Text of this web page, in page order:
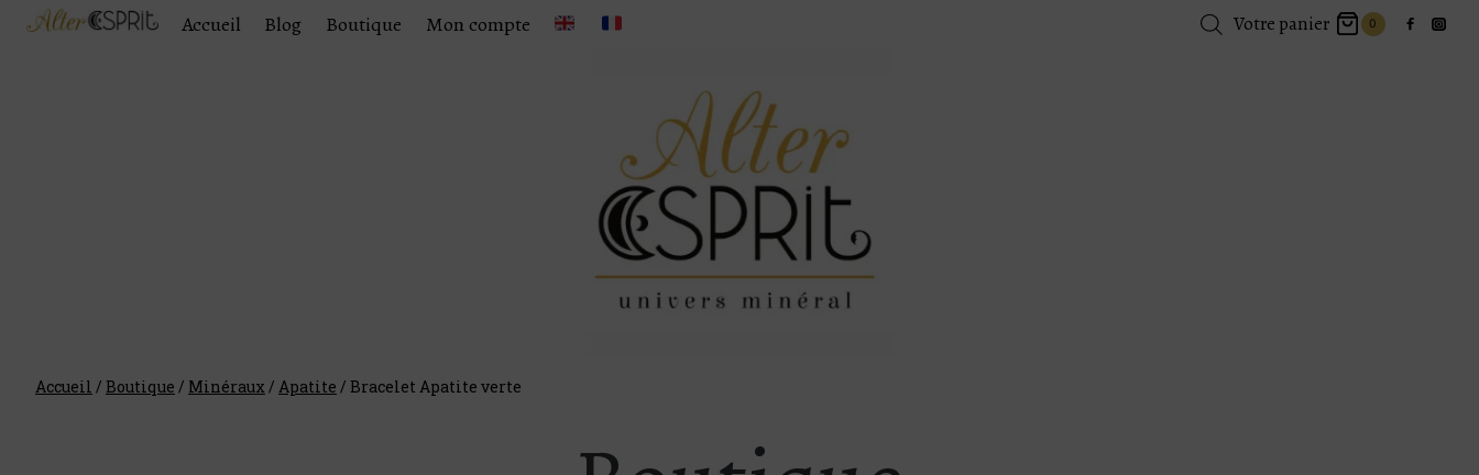
Accueil Blog Boutique Mon compte Votre panier 0
Accueil / Boutique / Minéraux / Apatite / Bracelet Apatite verte